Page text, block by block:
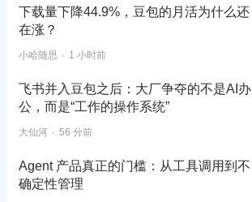
下载量下降44.9%，豆包的月活为什么还
在涨？
小哈随思 1 小时前
飞书并入豆包之后：大厂争夺的不是AI办
公，而是“工作的操作系统”
大仙河 56 分前
Agent 产品真正的门槛：从工具调用到不
确定性管理